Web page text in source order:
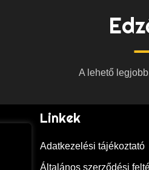
A lehető
Linkek
Adatkezelési tájékoztató
Általános szerződési